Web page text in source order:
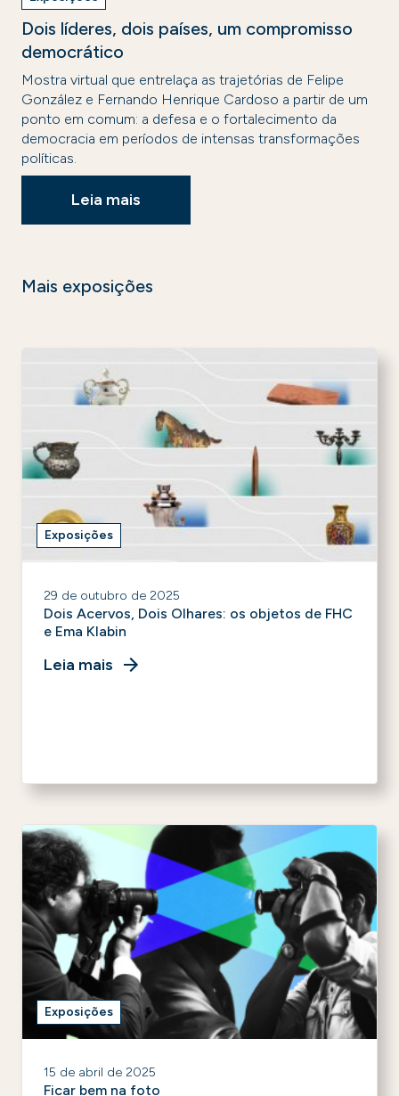
Dois líderes, dois países, um compromisso
democrático
Mostra virtual que entrelaça as trajetórias de Felipe
González e Fernando Henrique Cardoso a partir de um
ponto em comum: a defesa e o fortalecimento da
democracia em períodos de intensas transformações
políticas.
Leia mais
Mais exposições
Exposições
29 de outubro de 2025
Dois Acervos, Dois Olhares: os objetos de FHC
e Ema Klabin
Leia mais
Exposições
15 de abril de 2025
Ficar bem na foto